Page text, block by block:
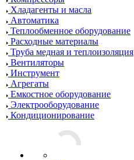
Хладагенты и масла
Автоматика
Теплообменное оборудование
Расходные материалы
Труба медная и теплоизоляция
Вентиляторы
Инструмент
Агрегаты
Емкостное оборудование
Электрооборудование
Кондиционирование